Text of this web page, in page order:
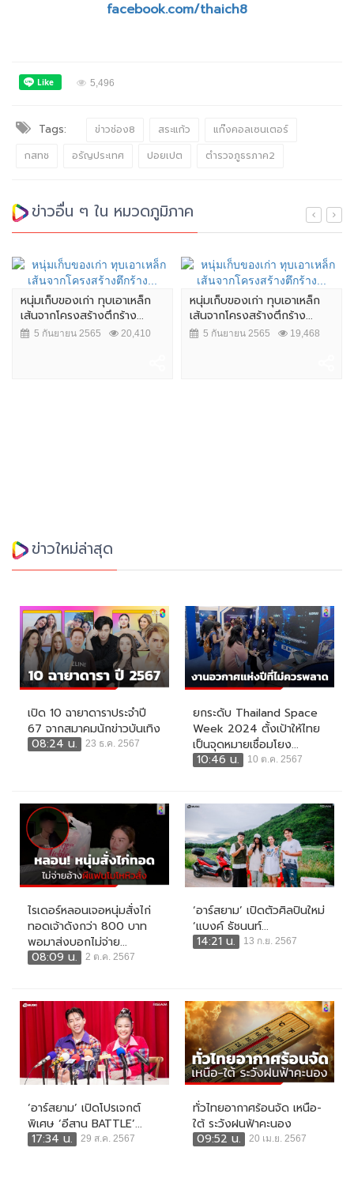
facebook.com/thaich8
5,496
Tags: ข่าวช่อง8 สระแก้ว
แก๊งคอลเซนเตอร์
กสทช
อรัญประเทศ ปอยเปต ตำรวจภูธรภาค2
ข่าวอื่น ๆ ใน หมวดภูมิภาค
หนุ่มเก็บของเก่า ทุบเอาเหล็ก
เส้นจากโครงสร้างตึกร้าง...
5 กันยายน 2565 20,410
หนุ่มเก็บของเก่า ทุบเอาเหล็ก
เส้นจากโครงสร้างตึกร้าง...
5 กันยายน 2565 19,468
ข่าวใหม่ล่าสุด
เปิด 10 ฉายาดาราประจำปี
67 จากสมาคมนักข่าวบันเทิง
08:24 น.
23 ธ.ค. 2567
ยกระดับ Thailand Space
Week 2024 ตั้งเป้าให้ไทย
เป็นจุดหมายเชื่อมโยง...
10:46 น.
10 ต.ค. 2567
ไรเดอร์หลอนเจอหนุ่มสั่งไก่
ทอดเจ้าดังกว่า 800 บาท
พอมาส่งบอกไม่จ่าย...
08:09 น.
2 ต.ค. 2567
‘อาร์สยาม’ เปิดตัวศิลปินใหม่
‘แบงค์ ธัชนนท์...
14:21 น.
13 ก.ย. 2567
‘อาร์สยาม’ เปิดโปรเจกต์
พิเศษ ‘อีสาน BATTLE’...
17:34 น.
29 ส.ค. 2567
ทั่วไทยอากาศร้อนจัด เหนือ-
ใต้ ระวังฝนฟ้าคะนอง
09:52 น.
20 เม.ย. 2567